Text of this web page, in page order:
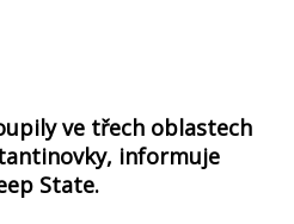
ve třech oblastech
informuje
State.